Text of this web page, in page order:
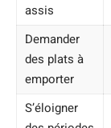
assis
Demander
des plats à
emporter
S’éloigner